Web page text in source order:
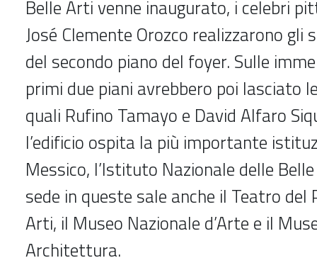
Belle Arti venne inaugurato, i celebri
José Clemente Orozco realizzarono gli
del secondo piano del foyer. Sulle
primi due piani avrebbero poi lasciato
quali Rufino Tamayo e David Alfaro
l’edificio ospita la più importante
Messico, l’Istituto Nazionale delle
sede in queste sale anche il Teatro del
Arti, il Museo Nazionale d’Arte e il
Architettura.